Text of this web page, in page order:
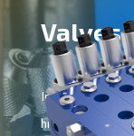
Valves
In Kraftmek’s
high-quality